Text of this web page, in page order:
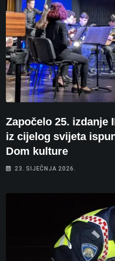
Započelo 25. izdanje
iz cijelog svijeta
Dom kulture
23. SIJEČNJA 2026.